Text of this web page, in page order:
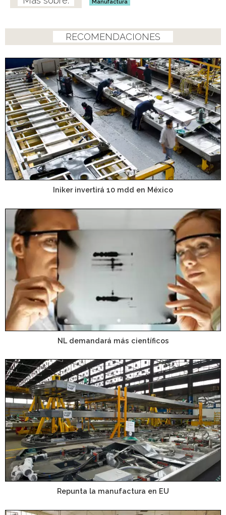
Manufactura
RECOMENDACIONES
Iniker invertirá 10 mdd en México
NL demandará más científicos
Repunta la manufactura en EU